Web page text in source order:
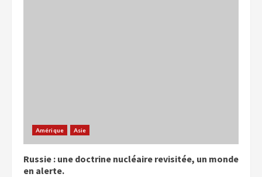
Amérique Asie
Russie : une doctrine nucléaire revisitée, un monde
en alerte.